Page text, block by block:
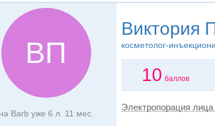
ВП
Barb уже 6 л. 11 мес.
Виктория
косметолог-
10 баллов
Электропорация лица